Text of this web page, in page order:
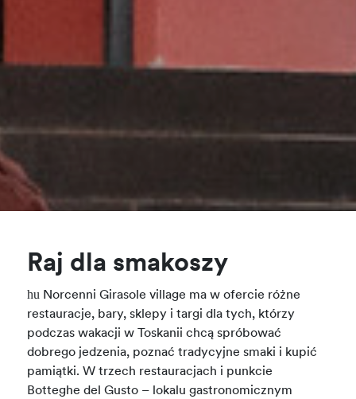
Raj dla smakoszy
hu Norcenni Girasole village ma w ofercie różne
restauracje, bary, sklepy i targi dla tych, którzy
podczas wakacji w Toskanii chcą spróbować
dobrego jedzenia, poznać tradycyjne smaki i kupić
pamiątki. W trzech restauracjach i punkcie
Botteghe del Gusto – lokalu gastronomicznym